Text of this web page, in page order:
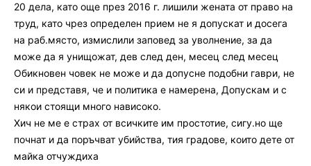
20 дела, като още през 2016 г. лишили жената от право на
труд, като чрез определен прием не я допускат и досега
на раб.място, измислили заповед за уволнение, за да
може да я унищожат, дев след ден, месец след месец
Обикновен човек не може и да допусне подобни гаври, не
си и представя, че и политика е намерена, Допускам и с
някои стоящи много нависоко.
Хич не ме е страх от всичките им простотие, сигу.но ще
почнат и да поръчват убийства, тия градове, които дете от
майка отчуждиха